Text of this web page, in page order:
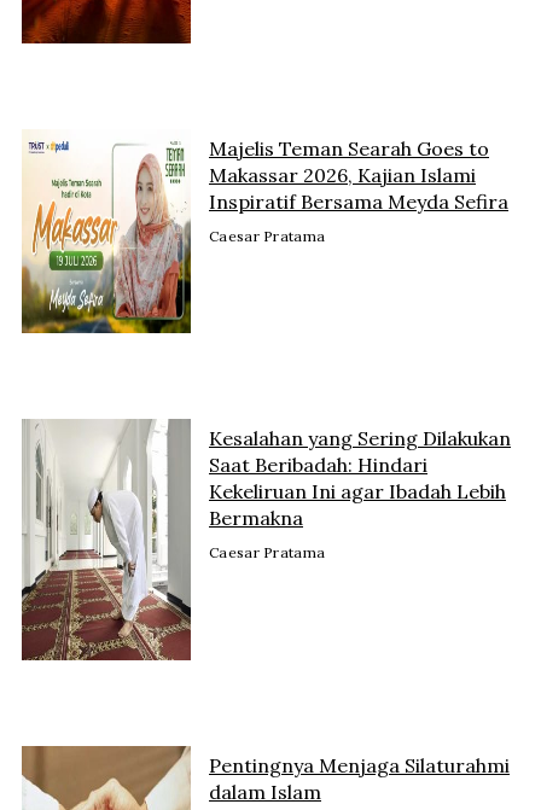
Majelis Teman Searah Goes to
Makassar 2026, Kajian Islami
Inspiratif Bersama Meyda Sefira
Caesar Pratama
Kesalahan yang Sering Dilakukan
Saat Beribadah: Hindari
Kekeliruan Ini agar Ibadah Lebih
Bermakna
Caesar Pratama
Pentingnya Menjaga Silaturahmi
dalam Islam